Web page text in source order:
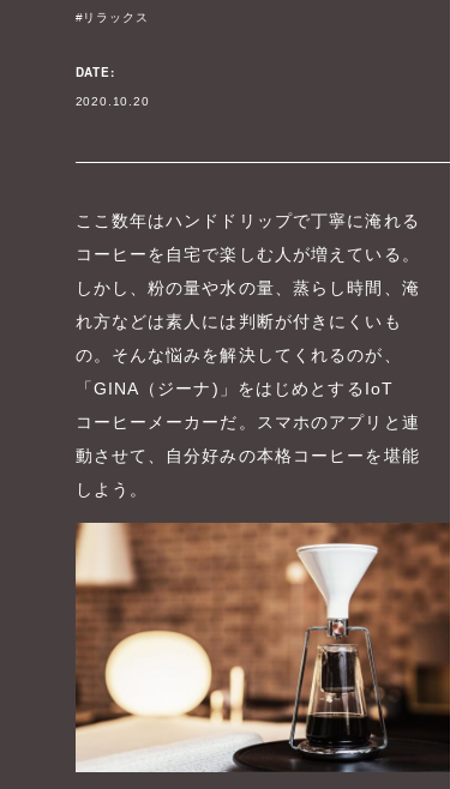
リラックス
DATE:
2020.10.20
ここ数年はハンドドリップで丁寧に淹れる
コーヒーを自宅で楽しむ人が増えている。
しかし、粉の量や水の量、蒸らし時間、淹
れ方などは素人には判断が付きにくいも
の。そんな悩みを解決してくれるのが、
「GINA（ジーナ)」をはじめとするIoT
コーヒーメーカーだ。スマホのアプリと連
動させて、自分好みの本格コーヒーを堪能
しよう。